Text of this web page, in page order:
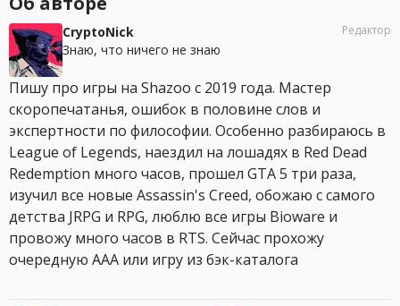
CryptoNick
Знаю, что ничего не знаю
Редактор
Пишу про игры на Shazoo с 2019 года. Мастер
скоропечатанья, ошибок в половине слов и
экспертности по философии. Особенно разбираюсь в
League of Legends, наездил на лошадях в Red Dead
Redemption много часов, прошел GTA 5 три раза,
изучил все новые Assassin's Creed, обожаю с самого
детства JRPG и RPG, люблю все игры Bioware и
провожу много часов в RTS. Сейчас прохожу
очередную AAA или игру из бэк-каталога